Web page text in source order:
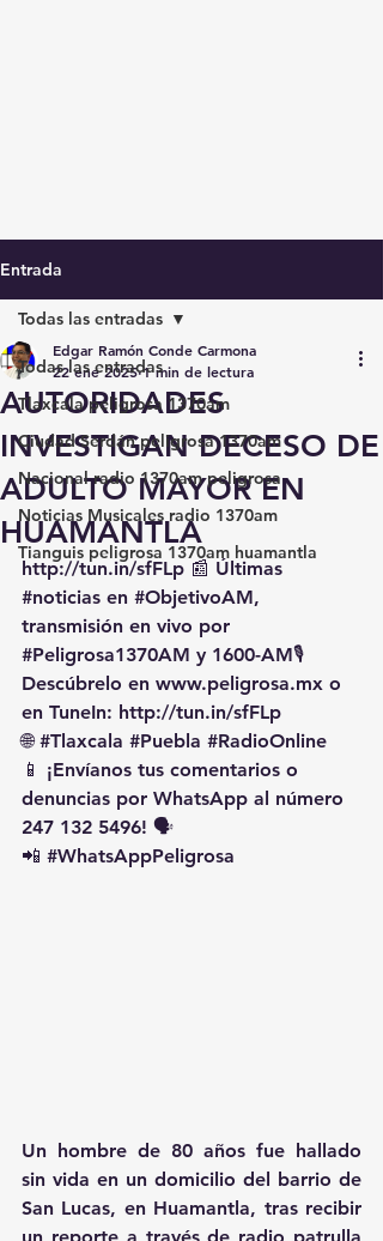
Entrada
Todas las entradas
Tlaxcala peligrosa 1370am
Ciudad Serdán peligrosa 1370am
Nacional radio 1370am peligrosa
Noticias Musicales radio 1370am
Tianguis peligrosa 1370am huamantla
Todas las entradas
AUTORIDADES
INVESTIGAN DECESO DE
ADULTO MAYOR EN
HUAMANTLA
Edgar Ramón Conde Carmona
22 ene 2025 1 min de lectura
http://tun.in/sfFLp 📰 Últimas
#noticias en #ObjetivoAM,
transmisión en vivo por
#Peligrosa1370AM y 1600-AM🎙️
Descúbrelo en www.peligrosa.mx o
en TuneIn: http://tun.in/sfFLp
🌐 #Tlaxcala #Puebla #RadioOnline
📱 ¡Envíanos tus comentarios o
denuncias por WhatsApp al número
247 132 5496! 🗣️
📲 #WhatsAppPeligrosa
Un hombre de 80 años fue hallado
sin vida en un domicilio del barrio de
San Lucas, en Huamantla, tras recibir